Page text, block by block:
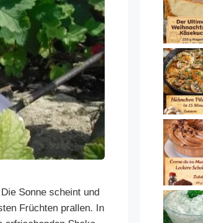
Sonne scheint und
Früchten prallen. In